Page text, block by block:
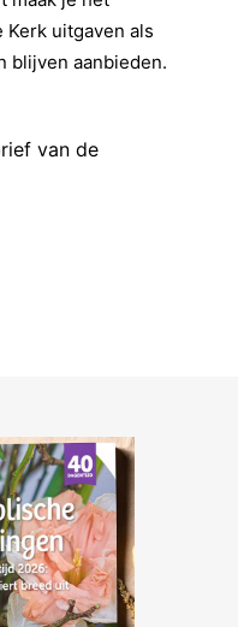
uitgaven als
blijven aanbieden.
van de